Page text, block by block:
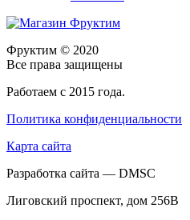
Фруктим © 2020
Все права защищены
Работаем с 2015 года.
Политика конфиденциальности
Карта сайта
Разработка сайта — DMSC
Лиговский проспект, дом 256В